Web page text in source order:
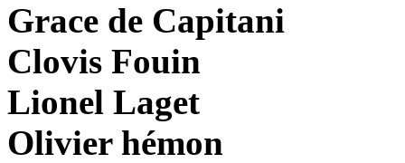
Grace de Capitani
Clovis Fouin
Lionel Laget
Olivier hémon